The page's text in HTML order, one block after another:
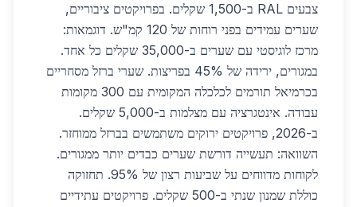
צבעים RAL ב-1,500 שקלים. בפרויקטים ציבוריים,
שערים עמידים בפני רוחות של 120 קמ"ש. דוגמאות:
מרכז לוגיסטי עם שערים ב-35,000 שקלים כל אחד.
במגורים, ירידה של 45% בפריצות. שערי ברזל מסחריים
בכרמיאל תורמים לכלכלה המקומית עם 300 מקומות
עבודה. אינטגרציה עם מצלמות ב-5,000 שקלים.
ב-2026, פרויקטים ירוקים משתמשים בברזל ממוחזר.
השוואה: תעשייה דורשת שערים כבדים יותר ממגורים.
לקוחות מדווחים על שביעות רצון של 95%. תחזוקה
כוללת שמנון שנתי ב-500 שקלים. פרויקטים עתידיים